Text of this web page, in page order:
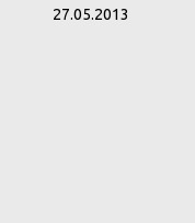
27.05.2013